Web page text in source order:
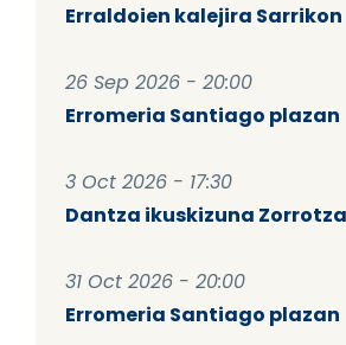
Erraldoien kalejira Sarrikon
26 Sep 2026 - 20:00
Erromeria Santiago plazan
3 Oct 2026 - 17:30
Dantza ikuskizuna
31 Oct 2026 - 20:00
Erromeria Santiago plazan